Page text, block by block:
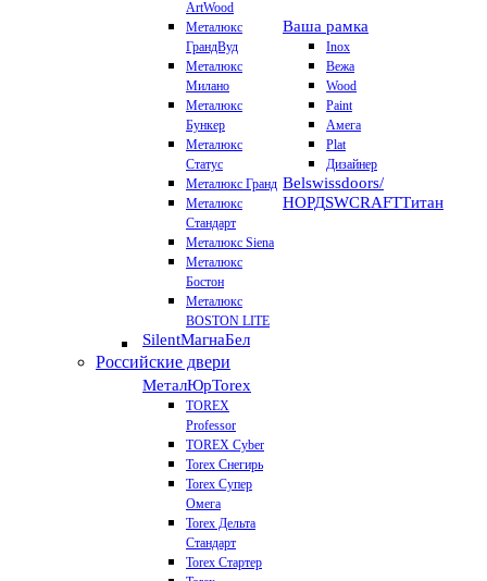
ArtWood
Металюкс
ГрандВуд
Металюкс
Милано
Металюкс
Бункер
Металюкс
Статус
Металюкс Гранд
Металюкс
Стандарт
Металюкс Siena
Металюкс
Бостон
Металюкс
BOSTON LITE
SilentМагнаБел
Ваша рамка
Inox
Вежа
Wood
Paint
Амега
Plat
Дизайнер
Belswissdoors/
НОРДSWCRAFTТитан
Российские двери
МеталЮрTorex
TOREX
Professor
TOREX Cyber
Torex Снегирь
Torex Супер
Омега
Torex Дельта
Стандарт
Torex Стартер